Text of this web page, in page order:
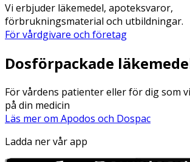
Vi erbjuder läkemedel, apoteksvaror,
förbrukningsmaterial och utbildningar.
För vårdgivare och företag
Dosförpackade
För vårdens patienter eller för dig som
på din medicin
Läs mer om Apodos och Dospac
Ladda ner vår app